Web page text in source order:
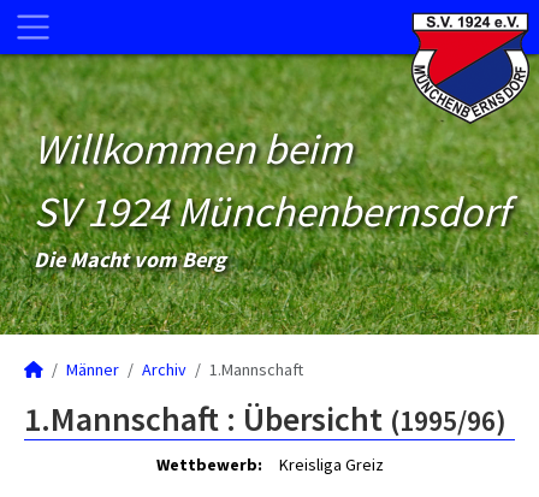
Willkommen beim
SV 1924 Münchenbernsdorf
Die Macht vom Berg
Männer Archiv 1.Mannschaft
1.Mannschaft : Übersicht (1995/96)
Wettbewerb: Kreisliga Greiz